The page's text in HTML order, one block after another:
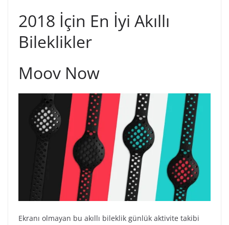
2018 İçin En İyi Akıllı
Bileklikler
Moov Now
Ekranı olmayan bu akıllı bileklik günlük aktivite takibi